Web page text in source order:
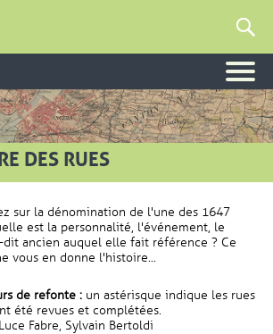
DES RUES
sur la dénomination de l'une des 1647
est la personnalité, l'événement, le
ancien auquel elle fait référence ? Ce
vous en donne l'histoire...
de refonte : un astérisque indique les rues
été revues et complétées.
Fabre, Sylvain Bertoldi